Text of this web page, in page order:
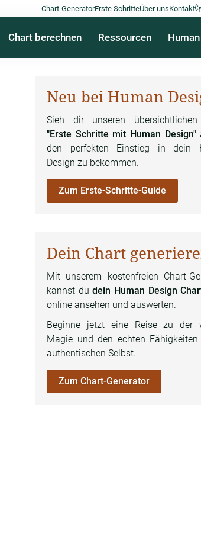
Chart-GeneratorErste SchritteÜber unsKontakt
Chart berechnen Ressourcen
Neu bei Human
Sieh dir unseren übersichtlichen
"Erste Schritte mit Human Design"
den perfekten Einstieg in dein
Design zu bekommen.
Zum Erste-Schritte-Guide
Dein Chart
Mit unserem kostenfreien Chart-
kannst dudein Human Design
online ansehen und auswerten.
Beginne jetzt eine Reise zu der
Magie und den echten Fähigkeiten
authentischen Selbst.
Zum Chart-Generator